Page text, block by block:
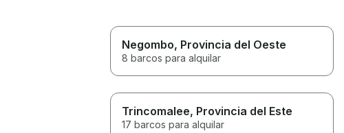
Negombo, Provincia del Oeste
8 barcos para alquilar
Trincomalee, Provincia del Este
17 barcos para alquilar